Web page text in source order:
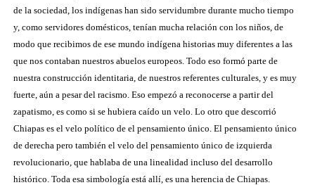
de la sociedad, los indígenas han sido servidumbre durante mucho tiempo
y, como servidores domésticos, tenían mucha relación con los niños, de
modo que recibimos de ese mundo indígena historias muy diferentes a las
que nos contaban nuestros abuelos europeos. Todo eso formó parte de
nuestra construcción identitaria, de nuestros referentes culturales, y es muy
fuerte, aún a pesar del racismo. Eso empezó a reconocerse a partir del
zapatismo, es como si se hubiera caído un velo. Lo otro que descorrió
Chiapas es el velo político de el pensamiento único. El pensamiento único
de derecha pero también el velo del pensamiento único de izquierda
revolucionario, que hablaba de una linealidad incluso del desarrollo
histórico. Toda esa simbología está allí, es una herencia de Chiapas.